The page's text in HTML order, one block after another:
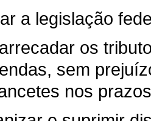
a legislação
os
sem
nos